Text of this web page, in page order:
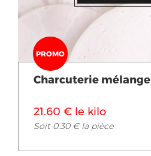
PROMO
Charcuterie mélange
21.60 € le kilo
Soit 0.30 € la pièce